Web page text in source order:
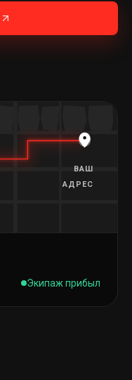
ВАШ
АДРЕС
Экипаж прибыл